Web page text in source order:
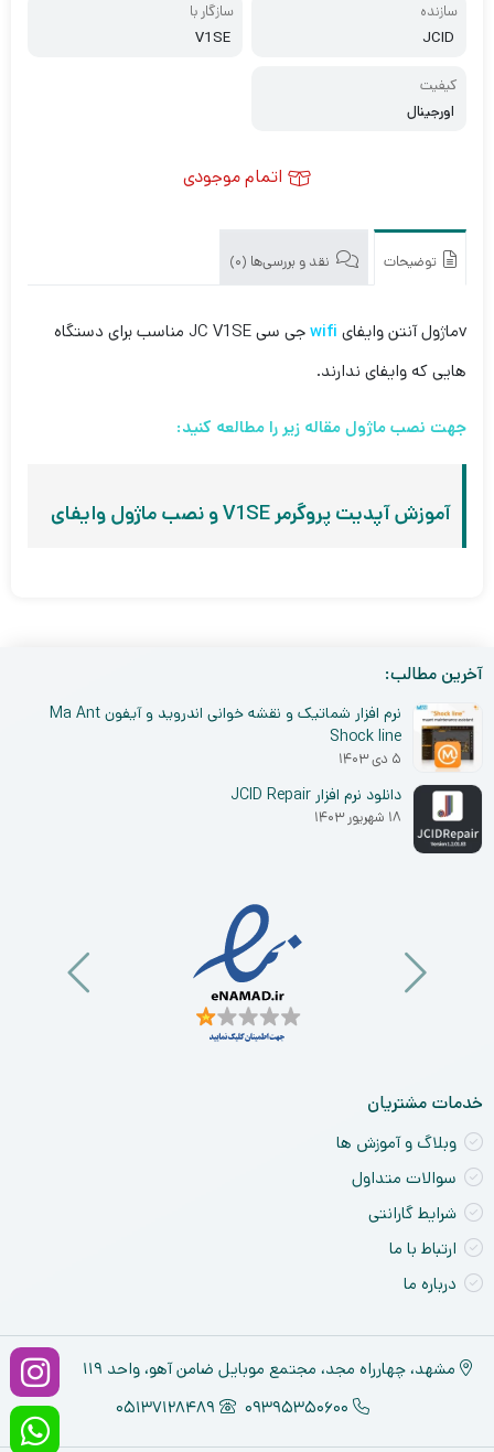
سازنده
JCID
سازگار با
V1SE
کیفیت
اورجینال
اتمام موجودی
توضیحات نقد و بررسی‌ها (0)
vماژول آنتن وایفای wifi
جی سی JC V1SE مناسب برای دستگاه
هایی که وایفای ندارند.
جهت نصب ماژول مقاله زیر را مطالعه کنید:
آموزش آپدیت پروگرمر V1SE و نصب ماژول وایفای
آخرین مطالب:
نرم افزار شماتیک و نقشه خوانی اندروید و آیفون Ma Ant
Shock line
۵ دی ۱۴۰۳
دانلود نرم افزار JCID Repair
۱۸ شهریور ۱۴۰۳
خدمات مشتریان
وبلاگ و آموزش ها
سوالات متداول
شرایط گارانتی
ارتباط با ما
درباره ما
مشهد، چهارراه مجد، مجتمع موبایل ضامن آهو، واحد ۱۱۹
09395350600
05137128489